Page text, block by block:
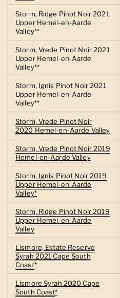
Storm, Ridge Pinot Noir 2021
Upper Hemel-en-Aarde
Valley**
Storm, Vrede Pinot Noir 2021
Upper Hemel-en-Aarde
Valley**
Storm, Ignis Pinot Noir 2021
Upper Hemel-en-Aarde
Valley**
Storm, Vrede Pinot Noir
2020 Hemel-en-Aarde Valley
Storm, Vrede Pinot Noir 2019
Hemel-en-Aarde Valley
Storm, Ignis Pinot Noir 2019
Upper Hemel-en-Aarde
Valley*
Storm, Ridge Pinot Noir 2019
Upper Hemel-en-Aarde
Valley
Lismore, Estate Reserve
Syrah 2021 Cape South
Coast*
Lismore Syrah 2020 Cape
South Coast*